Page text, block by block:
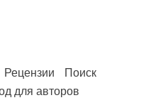
Рецензии
Поиск
для авторов